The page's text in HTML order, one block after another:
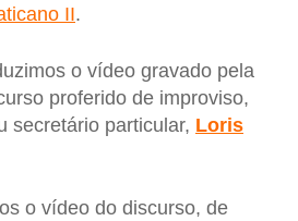
II.
o vídeo gravado pela
proferido de improviso,
secretário particular, Loris
o vídeo do discurso, de